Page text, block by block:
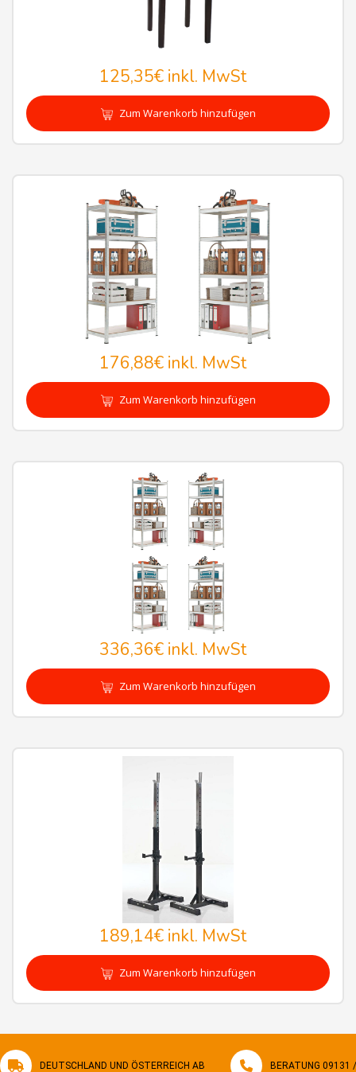
125,35€inkl. MwSt
Zum Warenkorb hinzufügen
176,88€inkl. MwSt
Zum Warenkorb hinzufügen
336,36€inkl. MwSt
Zum Warenkorb hinzufügen
189,14€inkl. MwSt
Zum Warenkorb hinzufügen
DEUTSCHLAND UND ÖSTERREICH AB
BERATUNG 09131